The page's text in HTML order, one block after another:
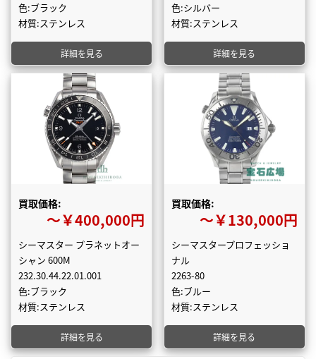
色:ブラック
材質:ステンレス
詳細を見る
色:シルバー
材質:ステンレス
詳細を見る
買取価格:
〜￥400,000円
シーマスター プラネットオー
シャン 600M
232.30.44.22.01.001
色:ブラック
材質:ステンレス
詳細を見る
買取価格:
〜￥130,000円
シーマスタープロフェッショ
ナル
2263-80
色:ブルー
材質:ステンレス
詳細を見る